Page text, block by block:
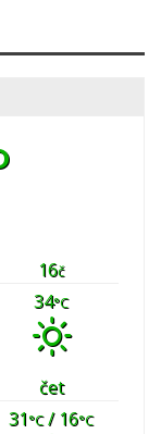
16č
34°C
čet
31°C/ 16°C